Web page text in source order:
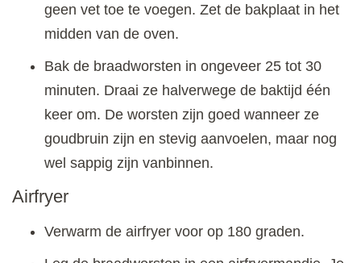
geen vet toe te voegen. Zet de bakplaat in het
midden van de oven.
Bak de braadworsten in ongeveer 25 tot 30
minuten. Draai ze halverwege de baktijd één
keer om. De worsten zijn goed wanneer ze
goudbruin zijn en stevig aanvoelen, maar nog
wel sappig zijn vanbinnen.
Airfryer
Verwarm de airfryer voor op 180 graden.